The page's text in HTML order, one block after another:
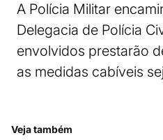
A Polícia Militar
Delegacia de Polícia
envolvidos prestarão
as medidas cabíveis
Veja também